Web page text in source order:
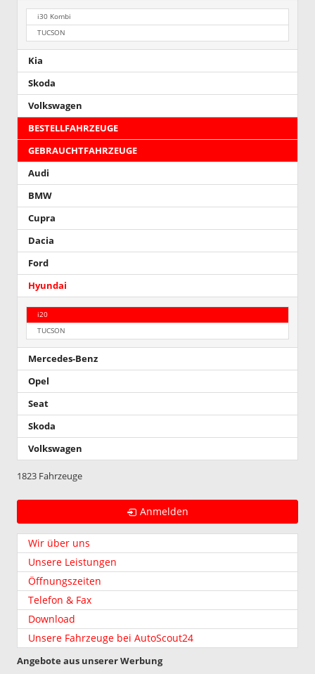
i30 Kombi
TUCSON
Kia
Skoda
Volkswagen
BESTELLFAHRZEUGE
GEBRAUCHTFAHRZEUGE
Audi
BMW
Cupra
Dacia
Ford
Hyundai
i20
TUCSON
Mercedes-Benz
Opel
Seat
Skoda
Volkswagen
1823 Fahrzeuge
Anmelden
Wir über uns
Unsere Leistungen
Öffnungszeiten
Telefon & Fax
Download
Unsere Fahrzeuge bei AutoScout24
Angebote aus unserer Werbung